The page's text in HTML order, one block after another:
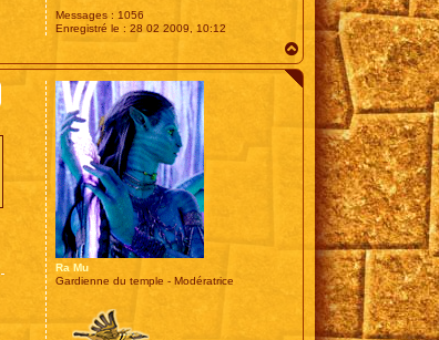
Messages : 1056
Enregistré le : 28 02 2009, 10:12
a
u
Ra Mu
Gardienne du temple - Modératrice